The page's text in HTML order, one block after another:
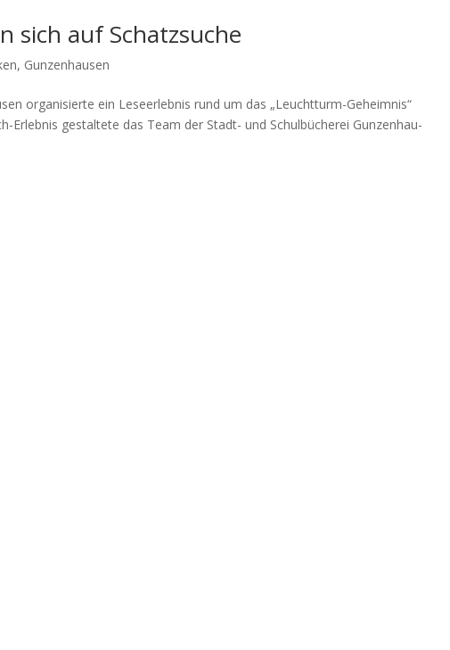
sich auf Schatzsuche
, Gunzenhausen
orga­ni­sier­te ein Lese­er­leb­nis rund um das „Leucht­turm-Geheim­nis“
Erleb­nis gestal­te­te das Team der Stadt- und Schul­bü­che­rei Gun­zen­hau­